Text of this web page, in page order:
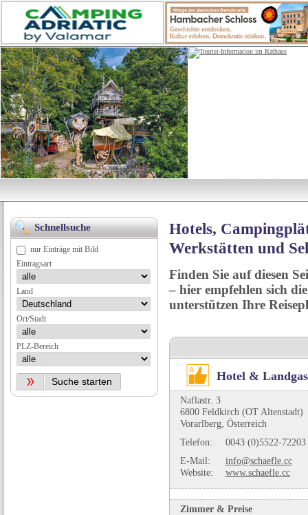
Hotels,
Werkstätten und
Finden Sie auf diesen
– hier empfehlen sich
unterstützen Ihre
Hotel &
Naflastr. 3
6800 Feldkirch (OT Altenstadt)
Vorarlberg, Österreich
Telefon:
0043 (0)5522-72203
E-Mail:
info@schaefle.cc
Website:
www.schaefle.cc
Zimmer & Preise
Schnellsuche
nur Einträge mit Bild
Eintragsart
Land
Ort/Stadt
PLZ-Bereich